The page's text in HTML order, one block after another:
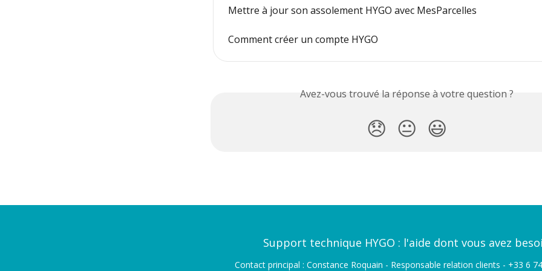
Mettre à jour son assolement HYGO avec MesParcelles
Comment créer un compte HYGO
Avez-vous trouvé la réponse à votre question ?
😞 😐 😃
Support technique HYGO : l'aide dont vous avez
Contact principal : Constance Roquain - Responsable relation clients - +33 6